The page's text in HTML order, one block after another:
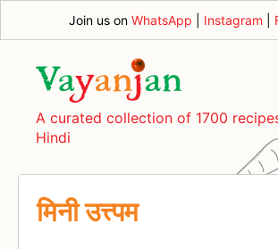
Join us on WhatsApp Instagram
A curated collection of 1700
Hindi
मिनी उत्त्पम